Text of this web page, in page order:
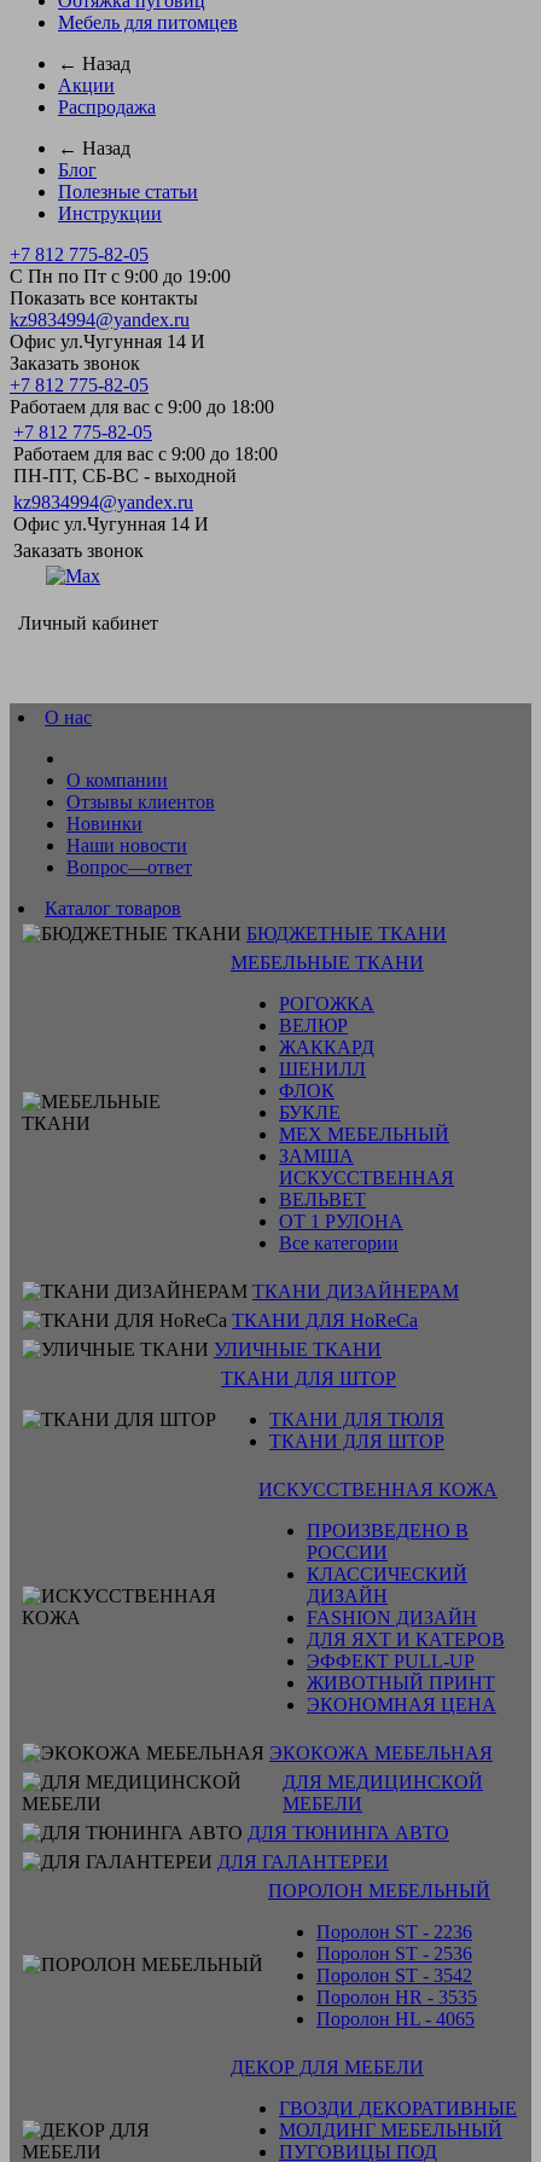
Мебель для питомцев
← Назад
Акции
Распродажа
← Назад
Блог
Полезные статьи
Инструкции
+7 812 775-82-05
С Пн по Пт с 9:00 до 19:00
Показать все контакты
kz9834994@yandex.ru
Офис ул.Чугунная 14 И
Заказать звонок
+7 812 775-82-05
Работаем для вас с 9:00 до 18:00
+7 812 775-82-05
Работаем для вас с 9:00 до 18:00
ПН-ПТ, СБ-ВС - выходной
kz9834994@yandex.ru
Офис ул.Чугунная 14 И
Заказать звонок
Личный кабинет
О нас
О компании
Отзывы клиентов
Новинки
Наши новости
Вопрос—ответ
Каталог товаров
БЮДЖЕТНЫЕ ТКАНИ
МЕБЕЛЬНЫЕ ТКАНИ
РОГОЖКА
ВЕЛЮР
ЖАККАРД
ШЕНИЛЛ
ФЛОК
БУКЛЕ
МЕХ МЕБЕЛЬНЫЙ
ЗАМША
ИСКУССТВЕННАЯ
ВЕЛЬВЕТ
ОТ 1 РУЛОНА
Все категории
ТКАНИ ДИЗАЙНЕРАМ
ТКАНИ ДЛЯ HoReCa
УЛИЧНЫЕ ТКАНИ
ТКАНИ ДЛЯ ШТОР
ТКАНИ ДЛЯ ТЮЛЯ
ТКАНИ ДЛЯ ШТОР
ИСКУССТВЕННАЯ КОЖА
ПРОИЗВЕДЕНО В
РОССИИ
КЛАССИЧЕСКИЙ
ДИЗАЙН
FASHION ДИЗАЙН
ДЛЯ ЯХТ И КАТЕРОВ
ЭФФЕКТ PULL-UP
ЖИВОТНЫЙ ПРИНТ
ЭКОНОМНАЯ ЦЕНА
ЭКОКОЖА МЕБЕЛЬНАЯ
ДЛЯ МЕДИЦИНСКОЙ
МЕБЕЛИ
ДЛЯ ТЮНИНГА АВТО
ДЛЯ ГАЛАНТЕРЕИ
ПОРОЛОН МЕБЕЛЬНЫЙ
Поролон ST - 2236
Поролон ST - 2536
Поролон ST - 3542
Поролон HR - 3535
Поролон HL - 4065
ДЕКОР ДЛЯ МЕБЕЛИ
ГВОЗДИ ДЕКОРАТИВНЫЕ
МОЛДИНГ МЕБЕЛЬНЫЙ
ПУГОВИЦЫ ПОД